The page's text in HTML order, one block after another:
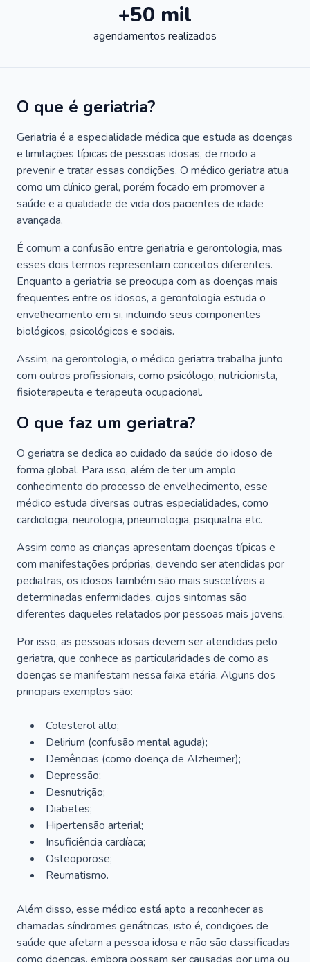
+50 mil
agendamentos realizados
O que é geriatria?
Geriatria é a especialidade médica que estuda as doenças
e limitações típicas de pessoas idosas, de modo a
prevenir e tratar essas condições. O médico geriatra atua
como um clínico geral, porém focado em promover a
saúde e a qualidade de vida dos pacientes de idade
avançada.
É comum a confusão entre geriatria e gerontologia, mas
esses dois termos representam conceitos diferentes.
Enquanto a geriatria se preocupa com as doenças mais
frequentes entre os idosos, a gerontologia estuda o
envelhecimento em si, incluindo seus componentes
biológicos, psicológicos e sociais.
Assim, na gerontologia, o médico geriatra trabalha junto
com outros profissionais, como psicólogo, nutricionista,
fisioterapeuta e terapeuta ocupacional.
O que faz um geriatra?
O geriatra se dedica ao cuidado da saúde do idoso de
forma global. Para isso, além de ter um amplo
conhecimento do processo de envelhecimento, esse
médico estuda diversas outras especialidades, como
cardiologia, neurologia, pneumologia, psiquiatria etc.
Assim como as crianças apresentam doenças típicas e
com manifestações próprias, devendo ser atendidas por
pediatras, os idosos também são mais suscetíveis a
determinadas enfermidades, cujos sintomas são
diferentes daqueles relatados por pessoas mais jovens.
Por isso, as pessoas idosas devem ser atendidas pelo
geriatra, que conhece as particularidades de como as
doenças se manifestam nessa faixa etária. Alguns dos
principais exemplos são:
Colesterol alto;
Delirium (confusão mental aguda);
Demências (como doença de Alzheimer);
Depressão;
Desnutrição;
Diabetes;
Hipertensão arterial;
Insuficiência cardíaca;
Osteoporose;
Reumatismo.
Além disso, esse médico está apto a reconhecer as
chamadas síndromes geriátricas, isto é, condições de
saúde que afetam a pessoa idosa e não são classificadas